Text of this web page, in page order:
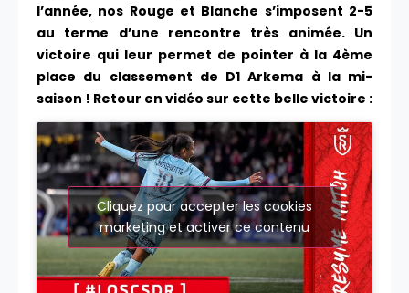
l’année, nos Rouge et Blanche s’imposent 2-5
au terme d’une rencontre très animée. Un
victoire qui leur permet de pointer à la 4ème
place du classement de D1 Arkema à la mi-
saison ! Retour en vidéo sur cette belle victoire :
Cliquez pour accepter les cookies
marketing et activer ce contenu